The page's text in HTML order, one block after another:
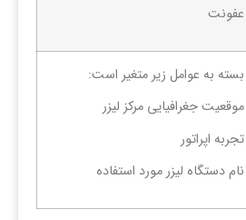
عفونت
بسته به عوامل زیر متغیر است:
موقعیت جغرافیایی مرکز لیزر
تجربه اپراتور
نام دستگاه لیزر مورد استفاده